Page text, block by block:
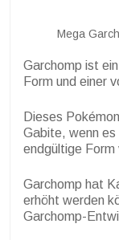
Mega
Garchomp ist
Form und einer
Dieses
Gabite, wenn es
endgültige Form
Garchomp hat
erhöht werden
Garchomp-